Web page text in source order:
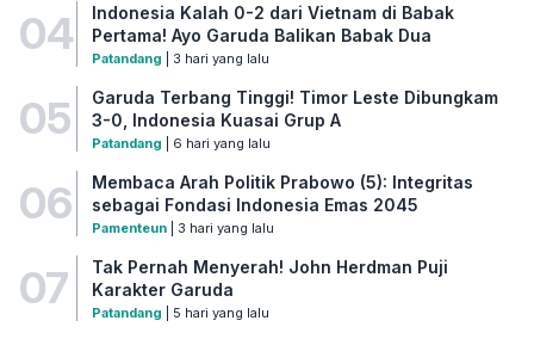
04
Indonesia Kalah 0-2 dari Vietnam di Babak
Pertama! Ayo Garuda Balikan Babak Dua
Patandang | 3 hari yang lalu
05
Garuda Terbang Tinggi! Timor Leste Dibungkam
3-0, Indonesia Kuasai Grup A
Patandang | 6 hari yang lalu
06
Membaca Arah Politik Prabowo (5): Integritas
sebagai Fondasi Indonesia Emas 2045
Pamenteun| 3 hari yang lalu
07
Tak Pernah Menyerah! John Herdman Puji
Karakter Garuda
Patandang | 5 hari yang lalu